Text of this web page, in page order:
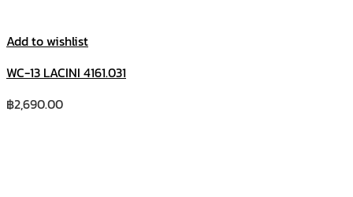
Add to wishlist
WC-13 LACINI 4161.031
฿2,690.00